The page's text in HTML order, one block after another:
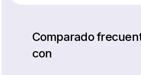
Comparado
con